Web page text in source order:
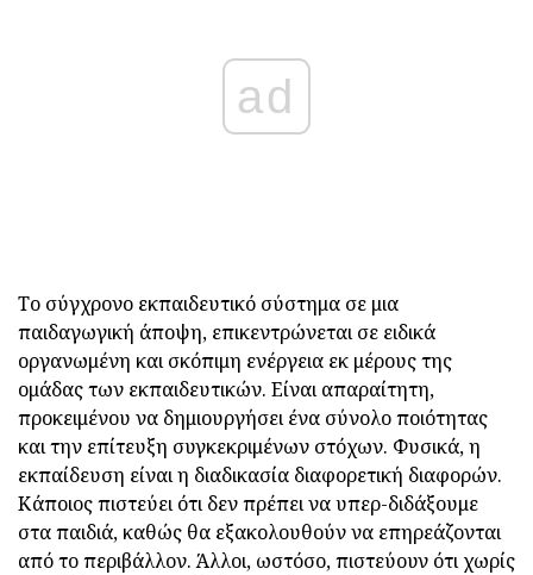
ad
Το σύγχρονο εκπαιδευτικό σύστημα σε μια
παιδαγωγική άποψη, επικεντρώνεται σε ειδικά
οργανωμένη και σκόπιμη ενέργεια εκ μέρους της
ομάδας των εκπαιδευτικών. Είναι απαραίτητη,
προκειμένου να δημιουργήσει ένα σύνολο ποιότητας
και την επίτευξη συγκεκριμένων στόχων. Φυσικά, η
εκπαίδευση είναι η διαδικασία διαφορετική διαφορών.
Κάποιος πιστεύει ότι δεν πρέπει να υπερ-διδάξουμε
στα παιδιά, καθώς θα εξακολουθούν να επηρεάζονται
από το περιβάλλον. Άλλοι, ωστόσο, πιστεύουν ότι χωρίς